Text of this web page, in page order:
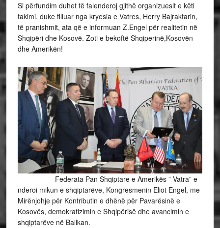
Si përfundim duhet të falenderoj gjithë organizuesit e këti
takimi, duke filluar nga kryesia e Vatres, Herry Bajraktarin,
të pranishmit, ata që e informuan Z.Engel për realitetin në
Shqipëri dhe Kosovë. Zoti e bekoftë Shqiperinë,Kosovën
dhe Amerikën!
Federata Pan Shqiptare e Amerikës ” Vatra” e
nderoi mikun e shqiptarëve, Kongresmenin Eliot Engel, me
Mirënjohje për Kontributin e dhënë për Pavarësinë e
Kosovës, demokratizimin e Shqipërisë dhe avancimin e
shqiptarëve në Ballkan.